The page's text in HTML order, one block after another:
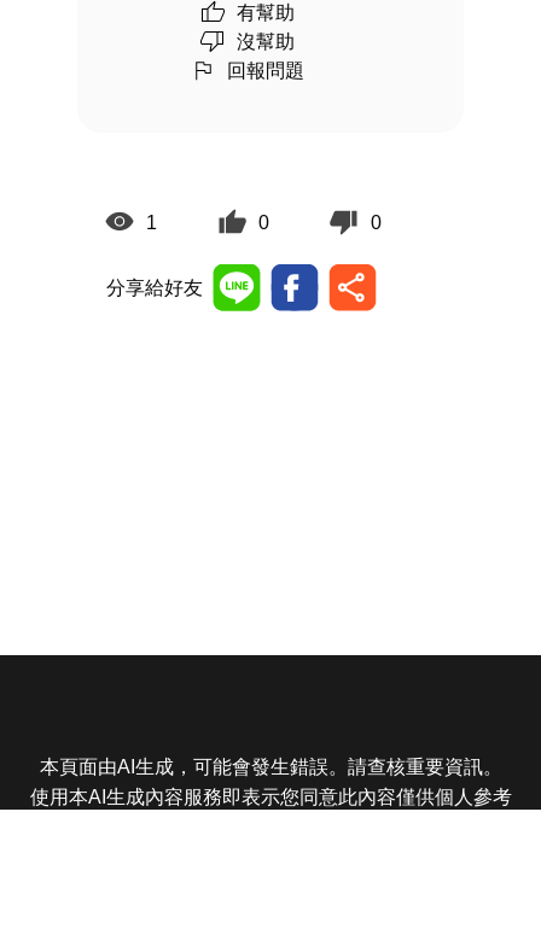
有幫助
沒幫助
回報問題
1 0 0
分享給好友
本頁面由AI生成，可能會發生錯誤。請查核重要資訊。
使用本AI生成內容服務即表示您同意此內容僅供個人參考